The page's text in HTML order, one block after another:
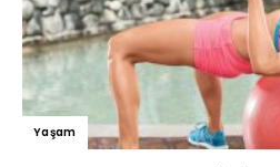
Yaşam